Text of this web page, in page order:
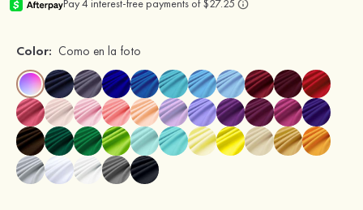
Color: Como en la foto